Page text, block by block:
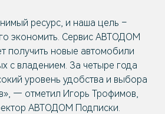
ресурс, и наша цель –
экономить. Сервис АВТОДОМ
получить новые автомобили
с владением. За четыре года
уровень удобства и выбора
— отметил Игорь Трофимов,
АВТОДОМ Подписки.